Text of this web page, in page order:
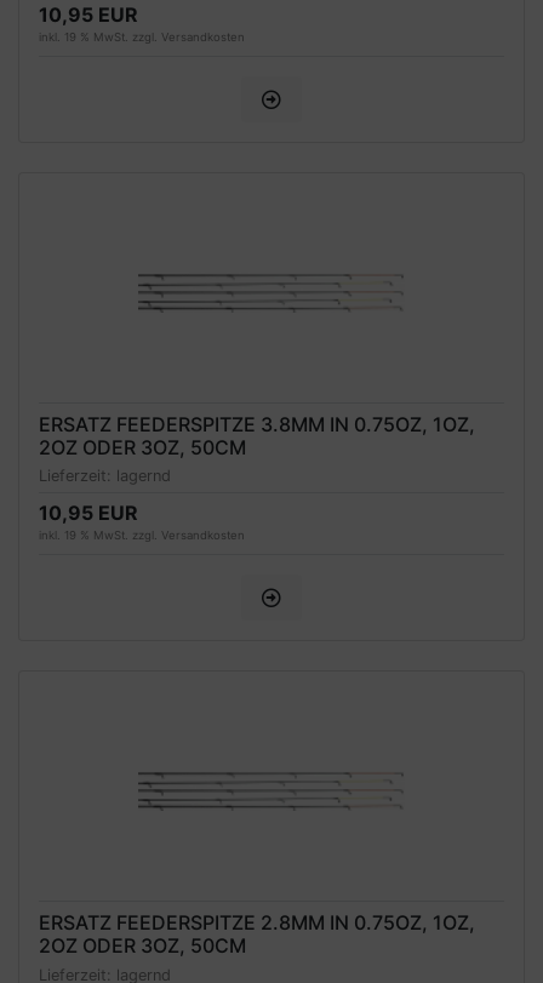
10,95 EUR
inkl. 19 % MwSt. zzgl. Versandkosten
ERSATZ FEEDERSPITZE 3.8MM IN 0.75OZ, 1OZ,
2OZ ODER 3OZ, 50CM
Lieferzeit: lagernd
10,95 EUR
inkl. 19 % MwSt. zzgl. Versandkosten
ERSATZ FEEDERSPITZE 2.8MM IN 0.75OZ, 1OZ,
2OZ ODER 3OZ, 50CM
Lieferzeit: lagernd